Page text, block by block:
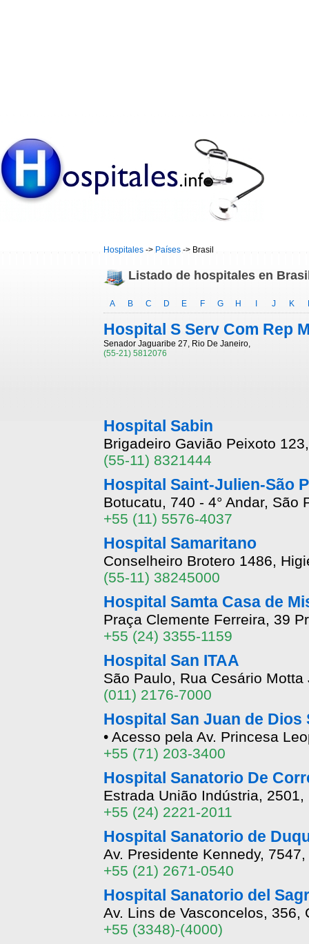
Hospitales -> Países -> Brasil
Listado de hospitales en
A B C D E F G H J K
Hospital S Serv Com Rep
Senador Jaguaribe 27, Rio De Janeiro,
(55-21) 5812076
Hospital Sabin
Brigadeiro Gavião Peixoto
(55-11) 8321444
Hospital Saint-Julien-São
Botucatu, 740 - 4° Andar, São
+55 (11) 5576-4037
Hospital Samaritano
Conselheiro Brotero 1486,
(55-11) 38245000
Hospital Samta Casa de
Praça Clemente Ferreira, 39
+55 (24) 3355-1159
Hospital San ITAA
São Paulo, Rua Cesário
(011) 2176-7000
Hospital San Juan de Dios
• Acesso pela Av. Princesa
+55 (71) 203-3400
Hospital Sanatorio De
Estrada União Indústria,
+55 (24) 2221-2011
Hospital Sanatorio de
Av. Presidente Kennedy,
+55 (21) 2671-0540
Hospital Sanatorio del
Av. Lins de Vasconcelos, 356,
+55 (3348)-(4000)